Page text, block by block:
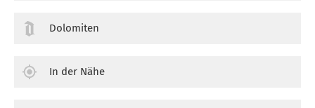
Dolomiten
In der Nähe